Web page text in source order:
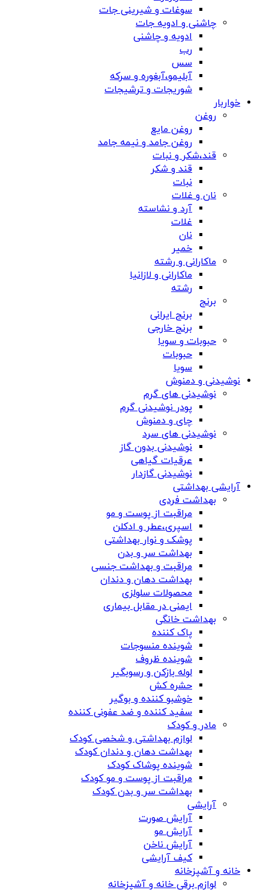
سوغات و شیرینی جات
چاشنی و ادویه جات
ادویه و چاشنی
رب
سس
آبلیمو،آبغوره و سرکه
شوریجات و ترشیجات
خواربار
روغن
روغن مایع
روغن جامد و نیمه جامد
قند،شکر و نبات
قند و شکر
نبات
نان و غلات
آرد و نشاسته
غلات
نان
خمیر
ماکارانی و رشته
ماکارانی و لازانیا
رشته
برنج
برنج ایرانی
برنج خارجی
حبوبات و سویا
حبوبات
سویا
نوشیدنی و دمنوش
نوشیدنی های گرم
پودر نوشیدنی گرم
چای و دمنوش
نوشیدنی های سرد
نوشیدنی بدون گاز
عرقیات گیاهی
نوشیدنی گازدار
آرایشی بهداشتی
بهداشت فردی
مراقبت از پوست و مو
اسپری،عطر و ادکلن
پوشک و نوار بهداشتی
بهداشت سر و بدن
مراقبت و بهداشت جنسی
بهداشت دهان و دندان
محصولات سلولزی
ایمنی در مقابل بیماری
بهداشت خانگی
پاک کننده
شوینده منسوجات
شوینده ظروف
لوله بازکن و رسوبگیر
حشره کش
خوشبو کننده و بوگیر
سفید کننده و ضد عفونی کننده
مادر و کودک
لوازم بهداشتی و شخصی کودک
بهداشت دهان و دندان کودک
شوینده پوشاک کودک
مراقبت از پوست و مو کودک
بهداشت سر و بدن کودک
آرایشی
آرایش صورت
آرایش مو
آرایش ناخن
کیف آرایشی
خانه و آشپزخانه
لوازم برقی خانه و آشپزخانه